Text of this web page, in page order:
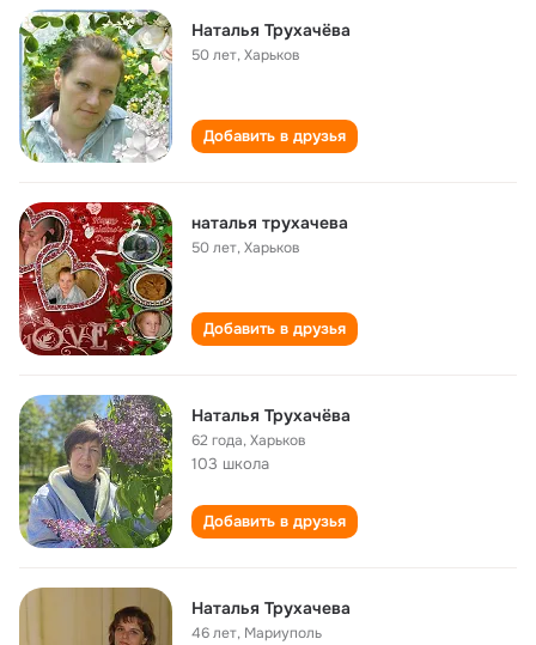
Наталья Трухачёва
50 лет,Харьков
Добавить в друзья
наталья трухачева
50 лет,Харьков
Добавить в друзья
Наталья Трухачёва
62 года,Харьков
103 школа
Добавить в друзья
Наталья Трухачева
46 лет, Мариуполь